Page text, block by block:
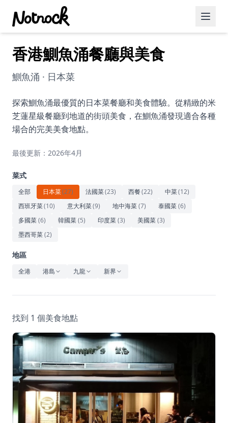
精選活動
博客文章
約會好去處
美食佳餚
運動
藝術文化
休閒
音樂
香港鰂魚涌餐廳與美食
鰂魚涌 · 日本菜
探索鰂魚涌最優質的日本菜餐廳和美食體驗。從精緻的米
芝蓮星級餐廳到地道的街頭美食，在鰂魚涌發現適合各種
場合的完美美食地點。
最後更新：2026年4月
菜式
全部 日本菜(27) 法國菜(23) 西餐(22) 中菜(12)
西班牙菜(10) 意大利菜(9) 地中海菜(7) 泰國菜(6)
多國菜(6) 韓國菜(5) 印度菜(3) 美國菜(3)
墨西哥菜(2)
地區
全港 港島 九龍 新界
找到 1 個美食地點